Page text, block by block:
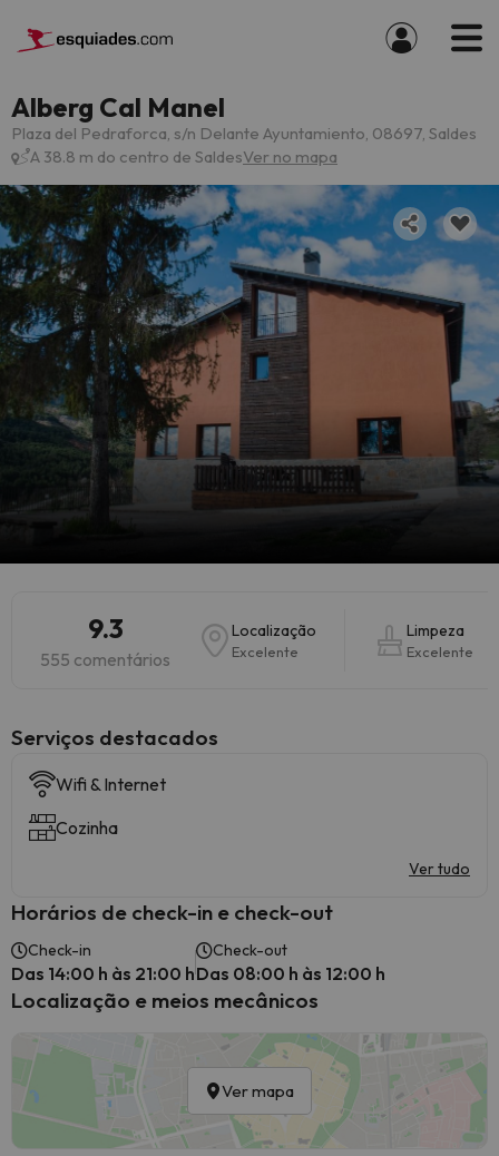
Alberg Cal Manel
Plaza del Pedraforca, s/n Delante Ayuntamiento, 08697, Saldes
A 38.8 m do centro de SaldesVer no mapa
9.3
555 comentários
Localização
Excelente
Limpeza
Excelente
Serviços destacados
Wifi & Internet
Cozinha
Ver tudo
Horários de check-in e check-out
Check-in
Das 14:00 h às 21:00 h
Check-out
Das 08:00 h às 12:00 h
Localização e meios mecânicos
Ver mapa